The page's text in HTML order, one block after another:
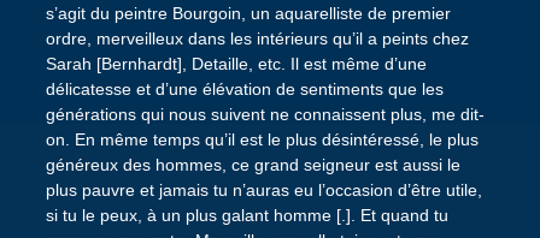
s’agit du peintre Bourgoin, un aquarelliste de premier
ordre, merveilleux dans les intérieurs qu’il a peints chez
Sarah [Bernhardt], Detaille, etc. Il est même d’une
délicatesse et d’une élévation de sentiments que les
générations qui nous suivent ne connaissent plus, me dit-
on. En même temps qu’il est le plus désintéressé, le plus
généreux des hommes, ce grand seigneur est aussi le
plus pauvre et jamais tu n’auras eu l’occasion d’être utile,
si tu le peux, à un plus galant homme [.]. Et quand tu